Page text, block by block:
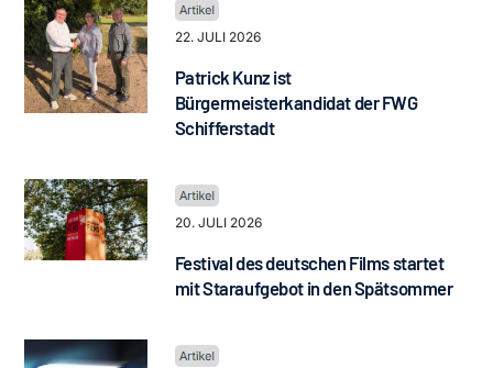
22. JULI 2026
Patrick Kunz ist
Bürgermeisterkandidat der FWG
Schifferstadt
20. JULI 2026
Festival des deutschen Films startet
mit Staraufgebot in den Spätsommer